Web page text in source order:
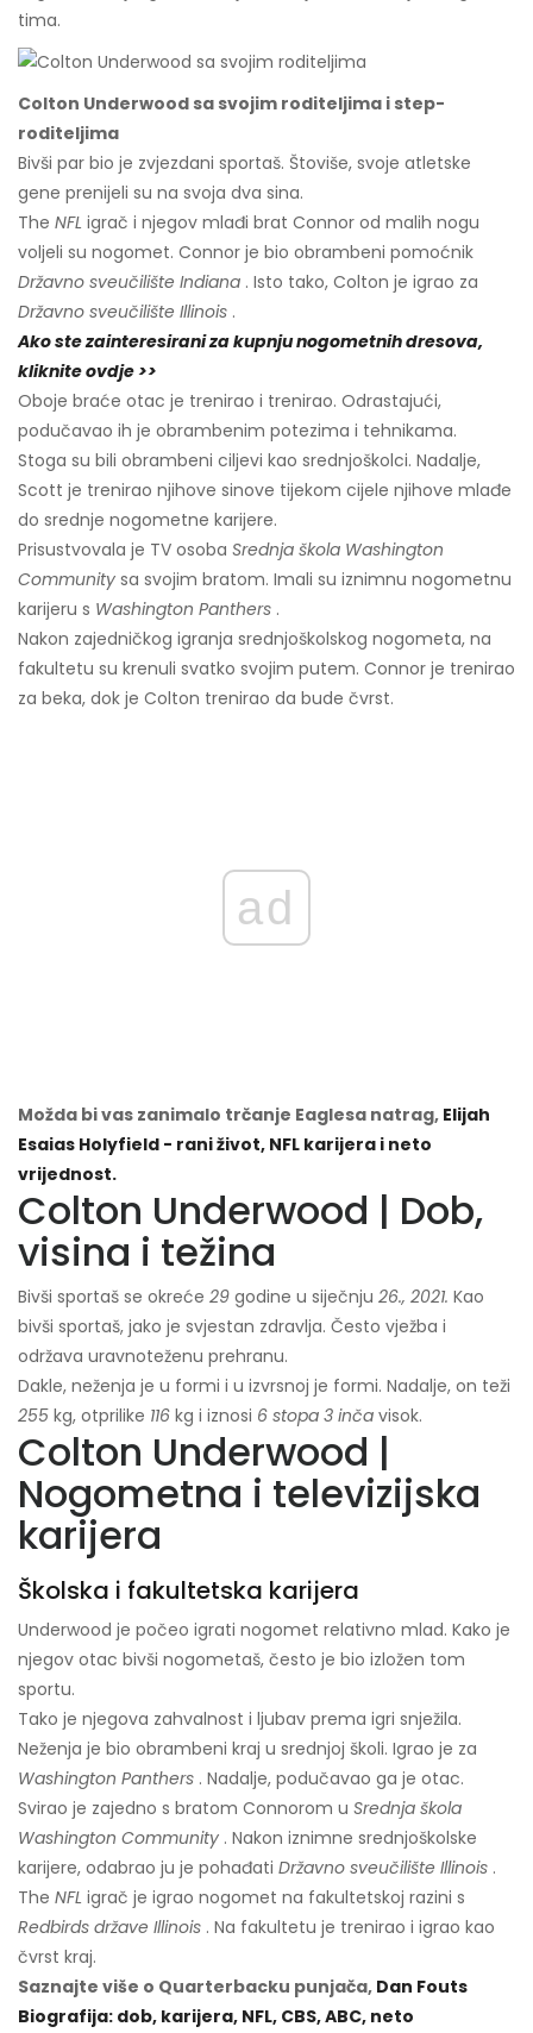
tima.
Colton Underwood sa svojim roditeljima i step-
roditeljima
Bivši par bio je zvjezdani sportaš. Štoviše, svoje atletske
gene prenijeli su na svoja dva sina.
The NFL igrač i njegov mlađi brat Connor od malih nogu
voljeli su nogomet. Connor je bio obrambeni pomoćnik
Državno sveučilište Indiana . Isto tako, Colton je igrao za
Državno sveučilište Illinois .
Ako ste zainteresirani za kupnju nogometnih dresova,
kliknite ovdje >>
Oboje braće otac je trenirao i trenirao. Odrastajući,
podučavao ih je obrambenim potezima i tehnikama.
Stoga su bili obrambeni ciljevi kao srednjoškolci. Nadalje,
Scott je trenirao njihove sinove tijekom cijele njihove mlađe
do srednje nogometne karijere.
Prisustvovala je TV osoba Srednja škola Washington
Community sa svojim bratom. Imali su iznimnu nogometnu
karijeru s Washington Panthers .
Nakon zajedničkog igranja srednjoškolskog nogometa, na
fakultetu su krenuli svatko svojim putem. Connor je trenirao
za beka, dok je Colton trenirao da bude čvrst.
ad
Možda bi vas zanimalo trčanje Eaglesa natrag, Elijah
Esaias Holyfield - rani život, NFL karijera i neto
vrijednost.
Colton Underwood | Dob,
visina i težina
Bivši sportaš se okreće 29 godine u siječnju 26., 2021. Kao
bivši sportaš, jako je svjestan zdravlja. Često vježba i
održava uravnoteženu prehranu.
Dakle, neženja je u formi i u izvrsnoj je formi. Nadalje, on teži
255 kg, otprilike 116 kg i iznosi 6 stopa 3 inča visok.
Colton Underwood |
Nogometna i televizijska
karijera
Školska i fakultetska karijera
Underwood je počeo igrati nogomet relativno mlad. Kako je
njegov otac bivši nogometaš, često je bio izložen tom
sportu.
Tako je njegova zahvalnost i ljubav prema igri snježila.
Neženja je bio obrambeni kraj u srednjoj školi. Igrao je za
Washington Panthers . Nadalje, podučavao ga je otac.
Svirao je zajedno s bratom Connorom u Srednja škola
Washington Community . Nakon iznimne srednjoškolske
karijere, odabrao ju je pohađati Državno sveučilište Illinois .
The NFL igrač je igrao nogomet na fakultetskoj razini s
Redbirds države Illinois . Na fakultetu je trenirao i igrao kao
čvrst kraj.
Saznajte više o Quarterbacku punjača, Dan Fouts
Biografija: dob, karijera, NFL, CBS, ABC, neto